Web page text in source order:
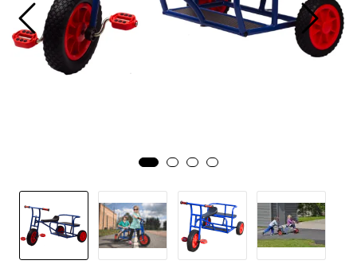
LEKEPLASS
SPORT OG TRENING
BARNEHAGE OG SKOLE